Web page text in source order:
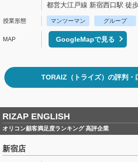
都営大江戸線 新宿西口駅 徒
マンツーマン グループ
GoogleMapで見る
TORAIZ（トライズ）の評判・
RIZAP ENGLISH
オリコン顧客満足度ランキング 高評企業
新宿店